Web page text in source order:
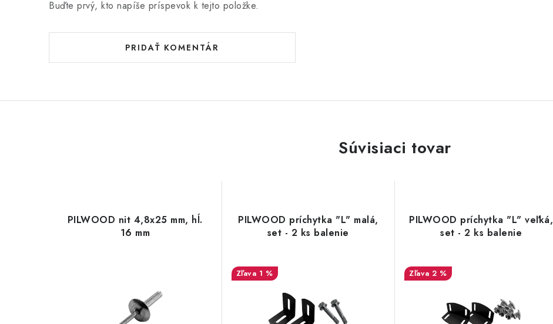
Buďte prvý, kto napíše príspevok k tejto položke.
PRIDAŤ KOMENTÁR
Súvisiaci tovar
PILWOOD nit 4,8x25 mm, hĺ.
16 mm
PILWOOD príchytka "L" malá,
set - 2 ks balenie
1 %
PILWOOD príchytka "L" veľká,
set - 2 ks balenie
2 %